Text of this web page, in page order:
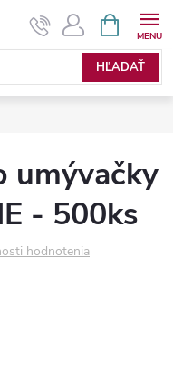
HĽADAŤ
KOŠÍK
umývačky
- 500ks
hodnotenia